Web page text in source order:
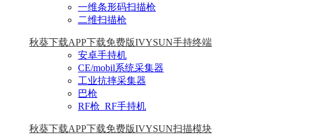
一维条形码扫描枪
二维扫描枪
秋葵下载APP下载免费版IVYSUN手持终端
安卓手持机
CE/mobil系统采集器
工业抗摔采集器
巴枪
RF枪_RF手持机
秋葵下载APP下载免费版IVYSUN扫描模块